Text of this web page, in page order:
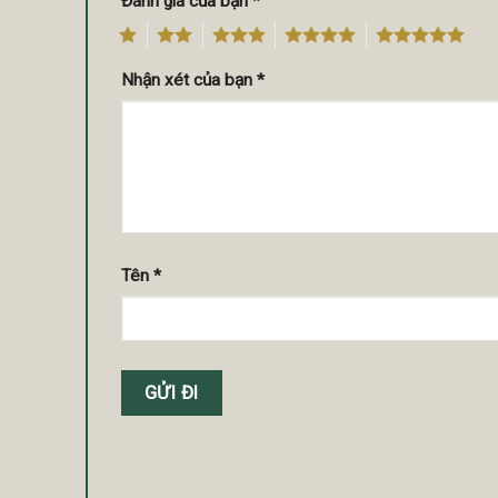
4 5
Nhận xét của bạn *
Tên *